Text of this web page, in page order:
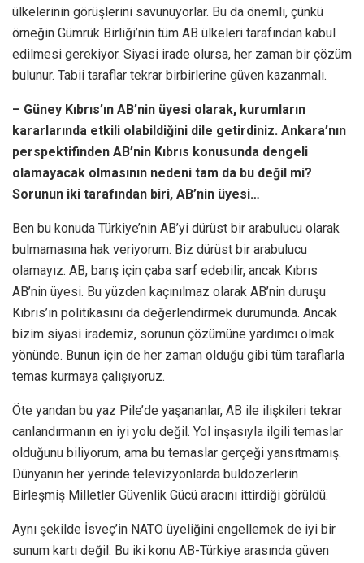
ülkelerinin görüşlerini savunuyorlar. Bu da önemli, çünkü
örneğin Gümrük Birliği’nin tüm AB ülkeleri tarafından kabul
edilmesi gerekiyor. Siyasi irade olursa, her zaman bir çözüm
bulunur. Tabii taraflar tekrar birbirlerine güven kazanmalı.
– Güney Kıbrıs’ın AB’nin üyesi olarak, kurumların
kararlarında etkili olabildiğini dile getirdiniz. Ankara’nın
perspektifinden AB’nin Kıbrıs konusunda dengeli
olamayacak olmasının nedeni tam da bu değil mi?
Sorunun iki tarafından biri, AB’nin üyesi…
Ben bu konuda Türkiye’nin AB’yi dürüst bir arabulucu olarak
bulmamasına hak veriyorum. Biz dürüst bir arabulucu
olamayız. AB, barış için çaba sarf edebilir, ancak Kıbrıs
AB’nin üyesi. Bu yüzden kaçınılmaz olarak AB’nin duruşu
Kıbrıs’ın politikasını da değerlendirmek durumunda. Ancak
bizim siyasi irademiz, sorunun çözümüne yardımcı olmak
yönünde. Bunun için de her zaman olduğu gibi tüm taraflarla
temas kurmaya çalışıyoruz.
Öte yandan bu yaz Pile’de yaşananlar, AB ile ilişkileri tekrar
canlandırmanın en iyi yolu değil. Yol inşasıyla ilgili temaslar
olduğunu biliyorum, ama bu temaslar gerçeği yansıtmamış.
Dünyanın her yerinde televizyonlarda buldozerlerin
Birleşmiş Milletler Güvenlik Gücü aracını ittirdiği görüldü.
Aynı şekilde İsveç’in NATO üyeliğini engellemek de iyi bir
sunum kartı değil. Bu iki konu AB-Türkiye arasında güven